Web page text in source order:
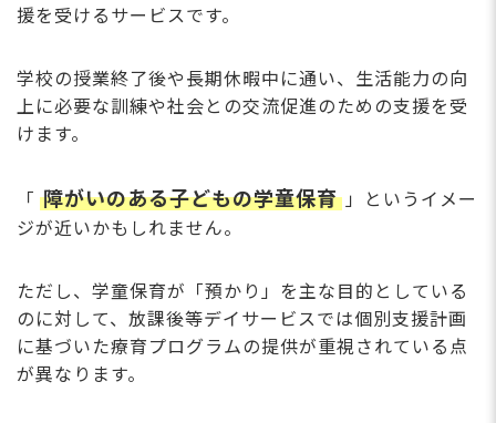
援を受けるサービスです。
学校の授業終了後や長期休暇中に通い、生活能力の向
上に必要な訓練や社会との交流促進のための支援を受
けます。
「 障がいのある子どもの学童保育 」というイメー
ジが近いかもしれません。
ただし、学童保育が「預かり」を主な目的としている
のに対して、放課後等デイサービスでは個別支援計画
に基づいた療育プログラムの提供が重視されている点
が異なります。